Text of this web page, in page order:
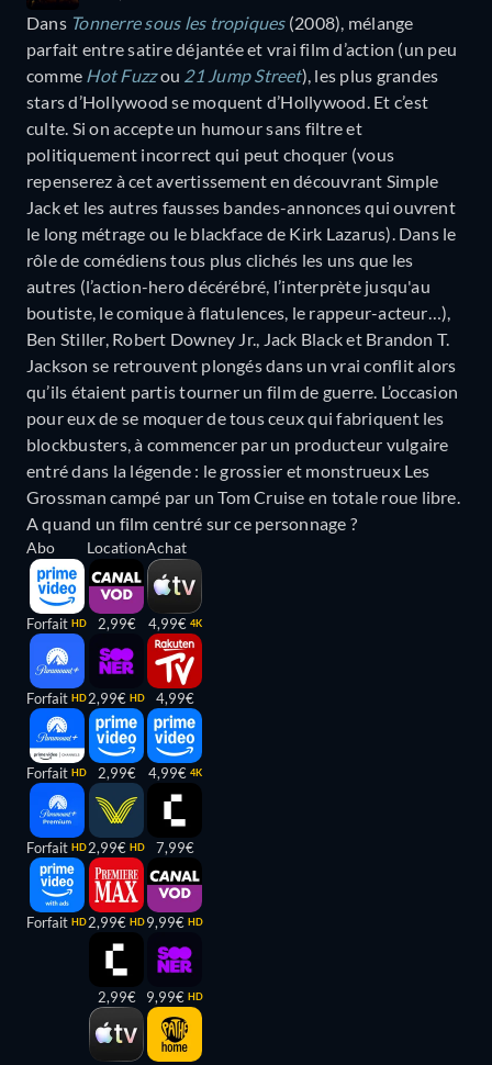
Dans Tonnerre sous les tropiques(2008), mélange
parfait entre satire déjantée et vrai film d’action (un peu
comme Hot Fuzzou 21 Jump Street), les plus grandes
stars d’Hollywood se moquent d’Hollywood. Et c’est
culte. Si on accepte un humour sans filtre et
politiquement incorrect qui peut choquer (vous
repenserez à cet avertissement en découvrant Simple
Jack et les autres fausses bandes-annonces qui ouvrent
le long métrage ou le blackface de Kirk Lazarus). Dans le
rôle de comédiens tous plus clichés les uns que les
autres (l’action-hero décérébré, l’interprète jusqu'au
boutiste, le comique à flatulences, le rappeur-acteur…),
Ben Stiller, Robert Downey Jr., Jack Black et Brandon T.
Jackson se retrouvent plongés dans un vrai conflit alors
qu’ils étaient partis tourner un film de guerre. L’occasion
pour eux de se moquer de tous ceux qui fabriquent les
blockbusters, à commencer par un producteur vulgaire
entré dans la légende : le grossier et monstrueux Les
Grossman campé par un Tom Cruise en totale roue libre.
A quand un film centré sur ce personnage ?
Abo
Forfait HD
Forfait HD
Forfait HD
Forfait HD
Forfait HD
Location
2,99€
2,99€ HD
2,99€
2,99€ HD
2,99€ HD
2,99€
Achat
4,99€ 4K
4,99€
4,99€ 4K
7,99€
9,99€ HD
9,99€ HD